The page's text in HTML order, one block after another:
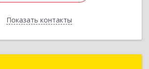
Показать контакты
Назад